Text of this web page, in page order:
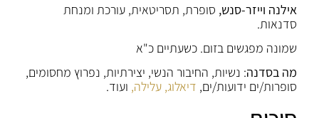
אילנה וייזר-סנש, סופרת, תסריטאית, עורכת ומנחת
סדנאות.
שמונה מפגשים בזום. כשעתיים כ"א
מה בסדנה: נשיות, החיבור הנשי, יצירתיות, נפרוץ מחסומים,
סופרות/ים ידועות/ים, דיאלוג, עלילה, ועוד.